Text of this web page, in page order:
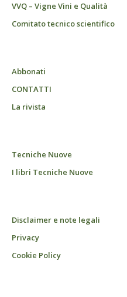
VVQ – Vigne Vini e Qualità
Comitato tecnico scientifico
Abbonati
CONTATTI
La rivista
Tecniche Nuove
I libri Tecniche Nuove
Disclaimer e note legali
Privacy
Cookie Policy